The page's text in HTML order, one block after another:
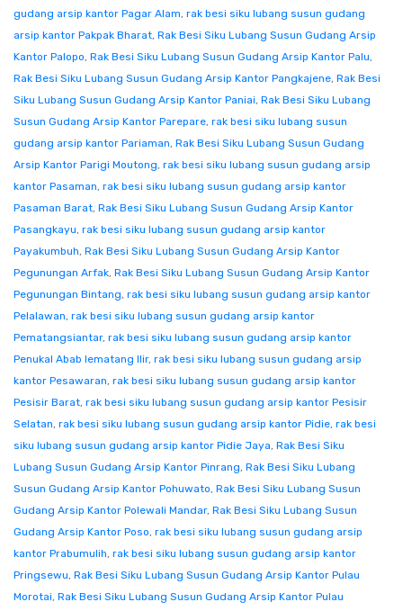
gudang arsip kantor Pagar Alam, rak besi siku lubang susun gudang
arsip kantor Pakpak Bharat, Rak Besi Siku Lubang Susun Gudang Arsip
Kantor Palopo, Rak Besi Siku Lubang Susun Gudang Arsip Kantor Palu,
Rak Besi Siku Lubang Susun Gudang Arsip Kantor Pangkajene, Rak Besi
Siku Lubang Susun Gudang Arsip Kantor Paniai, Rak Besi Siku Lubang
Susun Gudang Arsip Kantor Parepare, rak besi siku lubang susun
gudang arsip kantor Pariaman, Rak Besi Siku Lubang Susun Gudang
Arsip Kantor Parigi Moutong, rak besi siku lubang susun gudang arsip
kantor Pasaman, rak besi siku lubang susun gudang arsip kantor
Pasaman Barat, Rak Besi Siku Lubang Susun Gudang Arsip Kantor
Pasangkayu, rak besi siku lubang susun gudang arsip kantor
Payakumbuh, Rak Besi Siku Lubang Susun Gudang Arsip Kantor
Pegunungan Arfak, Rak Besi Siku Lubang Susun Gudang Arsip Kantor
Pegunungan Bintang, rak besi siku lubang susun gudang arsip kantor
Pelalawan, rak besi siku lubang susun gudang arsip kantor
Pematangsiantar, rak besi siku lubang susun gudang arsip kantor
Penukal Abab lematang Ilir, rak besi siku lubang susun gudang arsip
kantor Pesawaran, rak besi siku lubang susun gudang arsip kantor
Pesisir Barat, rak besi siku lubang susun gudang arsip kantor Pesisir
Selatan, rak besi siku lubang susun gudang arsip kantor Pidie, rak besi
siku lubang susun gudang arsip kantor Pidie Jaya, Rak Besi Siku
Lubang Susun Gudang Arsip Kantor Pinrang, Rak Besi Siku Lubang
Susun Gudang Arsip Kantor Pohuwato, Rak Besi Siku Lubang Susun
Gudang Arsip Kantor Polewali Mandar, Rak Besi Siku Lubang Susun
Gudang Arsip Kantor Poso, rak besi siku lubang susun gudang arsip
kantor Prabumulih, rak besi siku lubang susun gudang arsip kantor
Pringsewu, Rak Besi Siku Lubang Susun Gudang Arsip Kantor Pulau
Morotai, Rak Besi Siku Lubang Susun Gudang Arsip Kantor Pulau